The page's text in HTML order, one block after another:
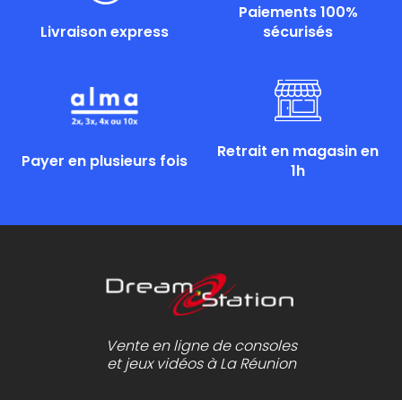
Livraison express
Paiements 100%
sécurisés
Payer en plusieurs fois
Retrait en magasin en
1h
Vente en ligne de consoles
et jeux vidéos à La Réunion